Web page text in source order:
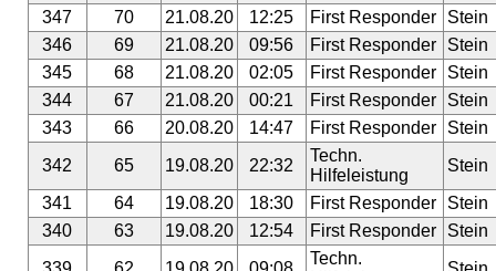
347
70 21.08.20 12:25 First Responder
Stein
346
69 21.08.20 09:56 First Responder
Stein
345
68 21.08.20 02:05 First Responder
Stein
344
67 21.08.20 00:21 First Responder
Stein
343
66 20.08.20 14:47 First Responder
Stein
342
65 19.08.20 22:32
Techn.
Hilfeleistung
Stein
341
64 19.08.20 18:30 First Responder
Stein
340
63 19.08.20 12:54 First Responder
Stein
Techn.